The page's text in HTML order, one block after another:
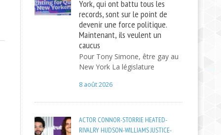
York, qui ont battu tous les
records, sont sur le point de
devenir une force politique.
Maintenant, ils veulent un
caucus
Pour Tony Simone, être gay au
New York La législature
8 août 2026
ACTOR CONNOR-STORRIE HEATED-
RIVALRY HUDSON-WILLIAMSJUSTICE-